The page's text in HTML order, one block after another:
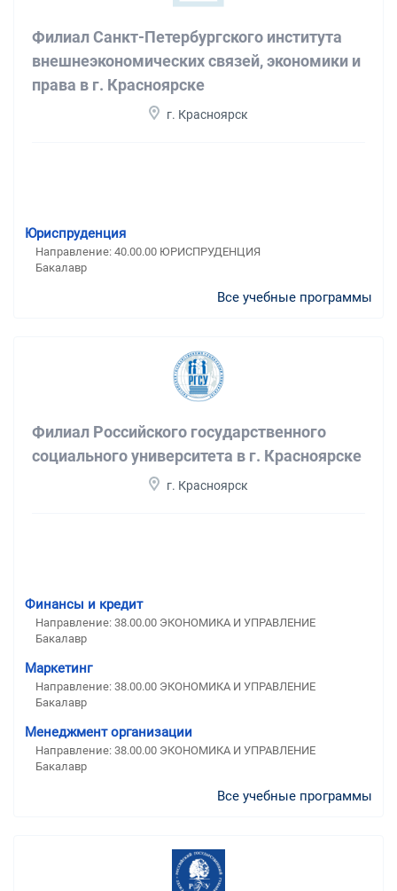
Филиал Санкт-Петербургского института
внешнеэкономических связей, экономики и
права в г. Красноярске
г. Красноярск
Юриспруденция
Направление: 40.00.00 ЮРИСПРУДЕНЦИЯ
Бакалавр
Все учебные программы
Филиал Российского государственного
социального университета в г. Красноярске
г. Красноярск
Финансы и кредит
Направление: 38.00.00 ЭКОНОМИКА И УПРАВЛЕНИЕ
Бакалавр
Маркетинг
Направление: 38.00.00 ЭКОНОМИКА И УПРАВЛЕНИЕ
Бакалавр
Менеджмент организации
Направление: 38.00.00 ЭКОНОМИКА И УПРАВЛЕНИЕ
Бакалавр
Все учебные программы